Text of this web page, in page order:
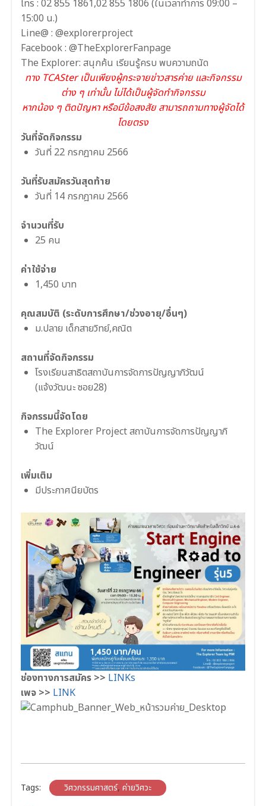
โทร : 02 855 1861,02 855 1806 (ในเวลาทำการ 09:00 –
15:00 น.)
Line@ : @explorerproject
Facebook : @TheExplorerFanpage
The Explorer: สนุกค้น เรียนรู้ครบ พบความถนัด
ทาง TCASter เป็นเพียงผู้กระจายข่าวสารค่าย และกิจกรรม
ต่าง ๆ เท่านั้น ไม่ได้เป็นผู้จัดทำกิจกรรม
หากน้อง ๆ ติดปัญหา หรือมีข้อสงสัย สามารถถามทางผู้จัดได้
โดยตรง
วันที่จัดกิจกรรม
วันที่ 22 กรกฎาคม 2566
วันที่รับสมัครวันสุดท้าย
วันที่ 14 กรกฎาคม 2566
จำนวนที่รับ
25 คน
ค่าใช้จ่าย
1,450 บาท
คุณสมบัติ (ระดับการศึกษา/ช่วงอายุ/อื่นๆ)
ม.ปลาย เด็กสายวิทย์,คณิต
สถานที่จัดกิจกรรม
โรงเรียนสาธิตสถาบันการจัดการปัญญาภิวัฒน์
(แจ้งวัฒนะ ซอย28)
กิจกรรมนี้จัดโดย
The Explorer Project สถาบันการจัดการปัญญาภิ
วัฒน์
เพิ่มเติม
มีประกาศนียบัตร
ช่องทางการสมัคร >> LINKs
เพจ >> LINK
Tags: วิศวกรรมศาสตร์, ค่ายวิศวะ